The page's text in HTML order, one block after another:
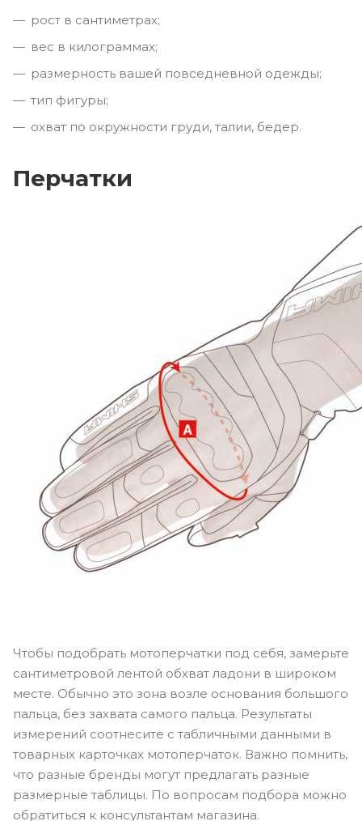
рост в сантиметрах;
вес в килограммах;
размерность вашей повседневной одежды;
тип фигуры;
охват по окружности груди, талии, бедер.
Перчатки
Чтобы подобрать мотоперчатки под себя, замерьте
сантиметровой лентой обхват ладони в широком
месте. Обычно это зона возле основания большого
пальца, без захвата самого пальца. Результаты
измерений соотнесите с табличными данными в
товарных карточках мотоперчаток. Важно помнить,
что разные бренды могут предлагать разные
размерные таблицы. По вопросам подбора можно
обратиться к консультантам магазина.